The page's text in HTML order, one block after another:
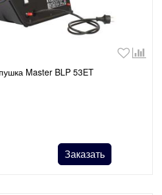
Master BLP 53ET
Заказать